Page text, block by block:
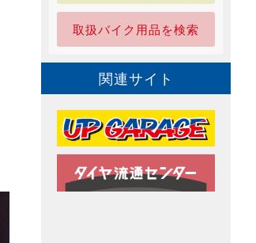
取扱バイク用品を検索
関連サイト